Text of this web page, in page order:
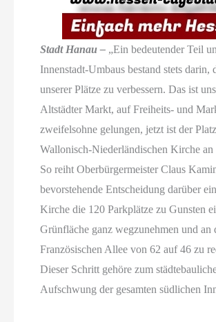
Stadt Hanau – „Ein bedeutender Teil
Innenstadt-Umbaus bestand stets darin,
unserer Plätze zu verbessern. Das ist
Altstädter Markt, auf Freiheits- und
zweifelsohne gelungen, jetzt ist der
Wallonisch-Niederländischen Kirche an
So reiht Oberbürgermeister Claus
bevorstehende Entscheidung darüber
Kirche die 120 Parkplätze zu Gunsten
Grünfläche ganz wegzunehmen und an
Französischen Allee von 62 auf 46 zu
Dieser Schritt gehöre zum
Aufschwung der gesamten südlichen